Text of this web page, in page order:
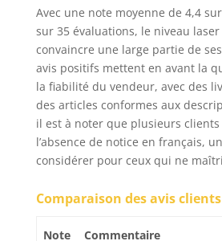
】 -
site,
en
et de
de
pour
Avec une note moyenne de 4,4
sur 35 évaluations, le niveau laser
convaincre une large partie de
avis positifs mettent en avant la
la fiabilité du vendeur, avec des
des articles conformes aux
il est à noter que plusieurs
l’absence de notice en français,
considérer pour ceux qui ne
Comparaison des avis clients
Note Commentaire